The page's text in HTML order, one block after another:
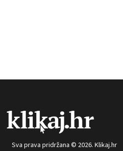
Sva prava pridržana © 2026. Klikaj.hr